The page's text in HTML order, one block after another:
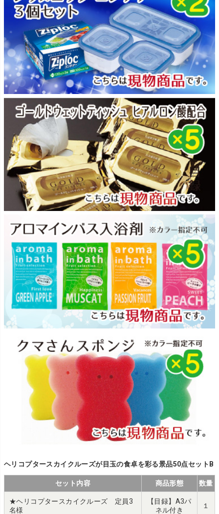
ヘリコプタースカイクルーズが目玉の食卓を彩る景品50点セットB
セット内容 商品形態 数量
★ヘリコプタースカイクルーズ 定員3
名様
【目録】A3パ
ネル付き
１